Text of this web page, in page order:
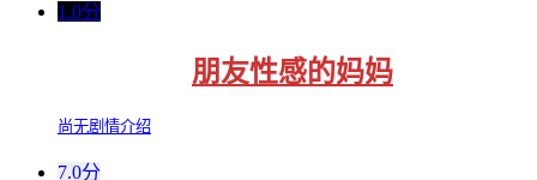
1.0分
朋友性感的妈妈
尚无剧情介绍
7.0分